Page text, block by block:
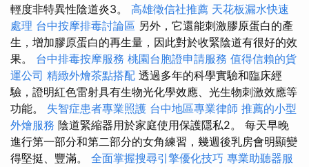
輕度非特異性陰道炎3。 高雄徵信社推薦 天花板漏水快速
處理 台中按摩排毒討論區 另外，它還能刺激膠原蛋白的產
生，增加膠原蛋白的再生量，因此對於收緊陰道有很好的效
果。 台中排毒按摩服務 桃園台胞證申請服務 值得信賴的貨
運公司 精緻外燴茶點搭配 透過多年的科學實驗和臨床經
驗，證明紅色雷射具有生物光化學效應、光生物刺激效應等
功能。 失智症患者專業照護 台中地區專業律師 推薦的小型
外燴服務 陰道緊縮器用於家庭使用保護隱私2。 每天早晚
進行第一部分和第二部分的女角練習，幾週後乳房會明顯變
得堅挺、豐滿。 全面掌握搜尋引擎優化技巧 專業助聽器服